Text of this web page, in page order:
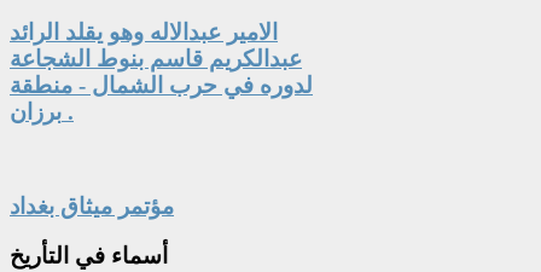
الامير عبدالاله وهو يقلد الرائد
عبدالكريم قاسم بنوط الشجاعة
لدوره في حرب الشمال - منطقة
برزان .
مؤتمر ميثاق بغداد
أسماء في التأريخ